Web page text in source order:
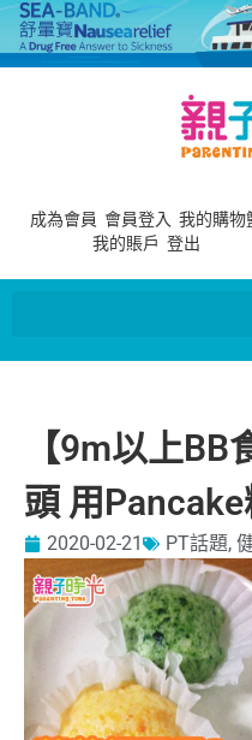
成為會員 會員登入 我的購物
我的賬戶 登出
【9m以上
頭 用Pancake
2020-02-21 PT話題,